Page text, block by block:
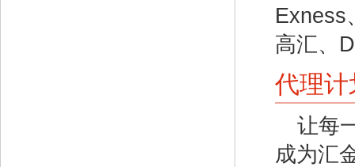
Exness
高汇、
代理计
让每
成为汇